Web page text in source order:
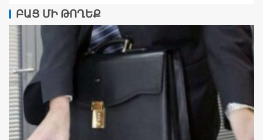
ԲԱՑ ՄԻ ԹՈՂԵՔ